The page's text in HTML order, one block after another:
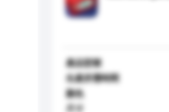
產品型號
生產所需時間
顏色